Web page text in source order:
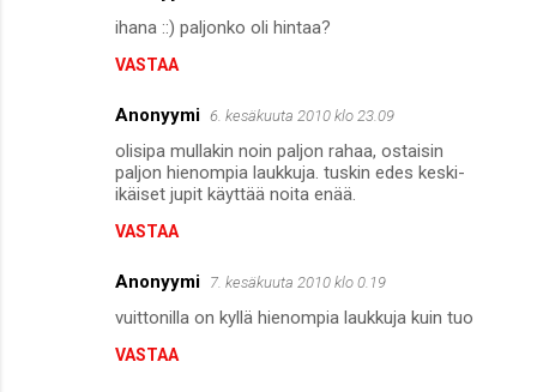
ihana ::) paljonko oli hintaa?
VASTAA
Anonyymi 6. kesäkuuta 2010 klo 23.09
olisipa mullakin noin paljon rahaa, ostaisin
paljon hienompia laukkuja. tuskin edes keski-
ikäiset jupit käyttää noita enää.
VASTAA
Anonyymi 7. kesäkuuta 2010 klo 0.19
vuittonilla on kyllä hienompia laukkuja kuin tuo
VASTAA